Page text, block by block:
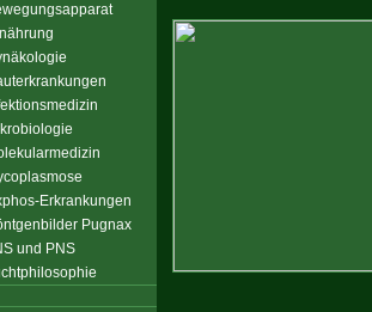
Erkrankungen
Pugnax
und PNS